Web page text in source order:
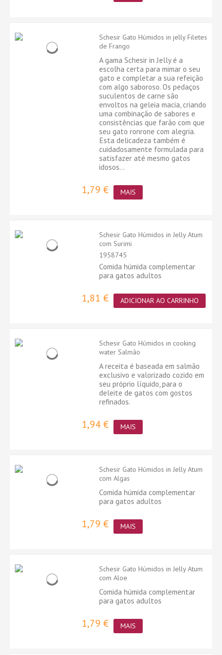
Schesir Gato Húmidos in jelly Filetes
de Frango
A gama Schesir in Jelly é a
escolha certa para mimar o seu
gato e completar a sua refeição
com algo saboroso. Os pedaços
suculentos de carne são
envoltos na geleia macia, criando
uma combinação de sabores e
consistências que farão com que
seu gato ronrone com alegria.
Esta delicadeza também é
cuidadosamente formulada para
satisfazer até mesmo gatos
idosos...
1,79 € MAIS
Schesir Gato Húmidos in Jelly Atum
com Surimi
1958745
Comida húmida complementar
para gatos adultos
1,81 € ADICIONAR AO CARRINHO
Schesir Gato Húmidos in cooking
water Salmão
A receita é baseada em salmão
exclusivo e valorizado cozido em
seu próprio líquido, para o
deleite de gatos com gostos
refinados.
1,94 € MAIS
Schesir Gato Húmidos in Jelly Atum
com Algas
Comida húmida complementar
para gatos adultos
1,79 € MAIS
Schesir Gato Húmidos in Jelly Atum
com Aloe
Comida húmida complementar
para gatos adultos
1,79 € MAIS